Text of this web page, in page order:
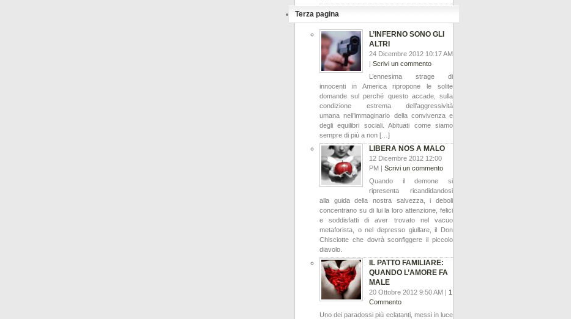
Terza pagina
L’INFERNO SONO GLI
ALTRI
24 Dicembre 2012 10:17 AM
| Scrivi un commento
L’ennesima strage di
innocenti in America ripropone le solite
domande sul perché questo accade, sulla
condizione estrema dell’aggressività
umana nell’immaginario della convivenza e
degli equilibri sociali. Abituati come siamo
sempre di più a non […]
LIBERA NOS A MALO
12 Dicembre 2012 12:00
PM | Scrivi un commento
Quando il demone si
ripresenta ricandidandosi
alla guida della nostra salvezza, i deboli
concentrano su di lui la loro attenzione, felici
e soddisfatti di aver trovato nel vacuo
metaforista, o nel depresso giullare, il Don
Chisciotte che dovrà sconfiggere il piccolo
diavolo.
IL PATTO FAMILIARE:
QUANDO L’AMORE FA
MALE
20 Ottobre 2012 9:50 AM | 1
Commento
Uno dei paradossi più eclatanti, messi in luce